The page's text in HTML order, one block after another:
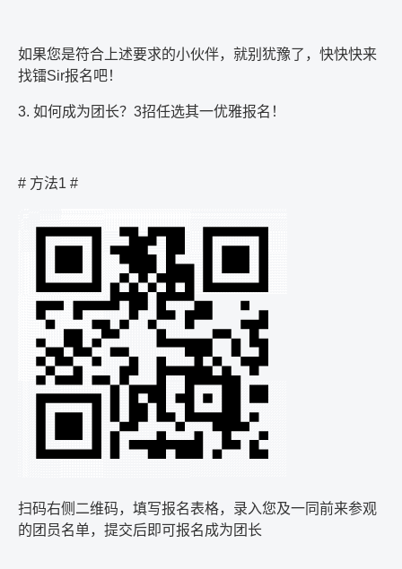
如果您是符合上述要求的小伙伴，就别犹豫了，快快快来
找镭Sir报名吧！
3. 如何成为团长？ 3招任选其一优雅报名！
# 方法1 #
扫码右侧二维码，填写报名表格，录入您及一同前来参观
的团员名单，提交后即可报名成为团长